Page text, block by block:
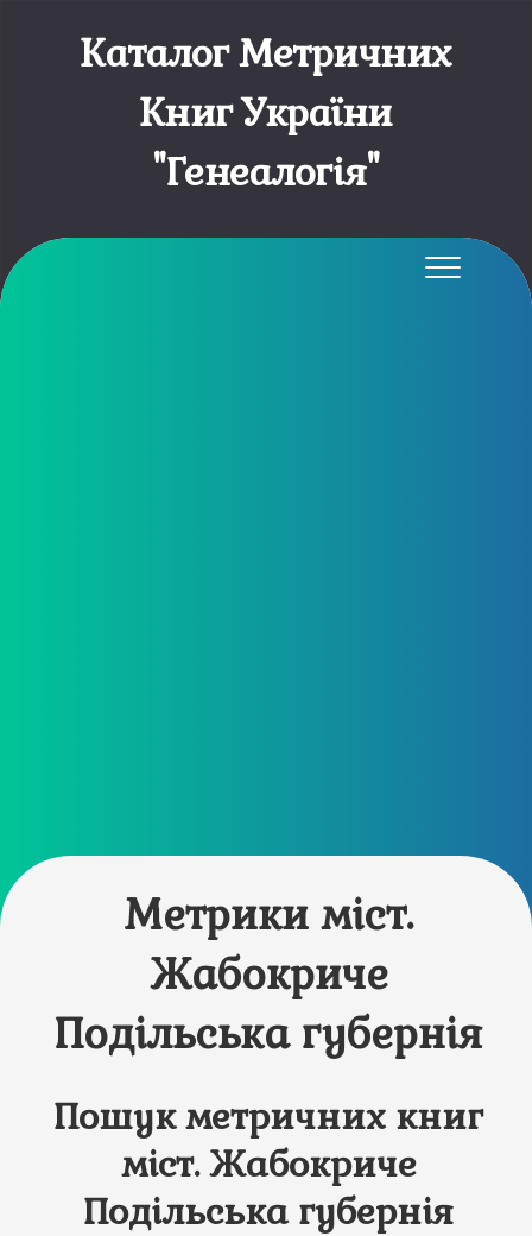
Каталог Метричних
Книг України
"Генеалогія"
Метрики міст.
Жабокриче
Подільська губернія
Пошук метричних книг
міст. Жабокриче
Подільська губернія